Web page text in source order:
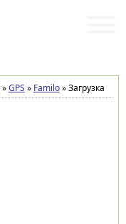
»GPS » Familo»Загрузка